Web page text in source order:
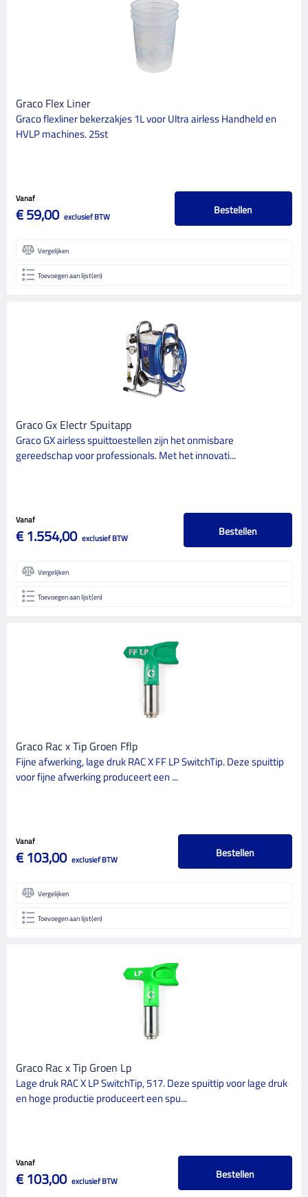
Graco Flex Liner
Graco flexliner bekerzakjes 1L voor Ultra airless Handheld en
HVLP machines. 25st
Vanaf
€ 59,00 exclusief BTW Bestellen
Vergelijken
Toevoegen aan lijst(en)
Graco Gx Electr Spuitapp
Graco GX airless spuittoestellen zijn het onmisbare
gereedschap voor professionals. Met het innovati...
Vanaf
€ 1.554,00 exclusief BTW Bestellen
Vergelijken
Toevoegen aan lijst(en)
Graco Rac x Tip Groen Fflp
Fijne afwerking, lage druk RAC X FF LP SwitchTip. Deze spuittip
voor fijne afwerking produceert een ...
Vanaf
€ 103,00 exclusief BTW Bestellen
Vergelijken
Toevoegen aan lijst(en)
Graco Rac x Tip Groen Lp
Lage druk RAC X LP SwitchTip, 517. Deze spuittip voor lage druk
en hoge productie produceert een spu...
Vanaf
€ 103,00 exclusief BTW Bestellen